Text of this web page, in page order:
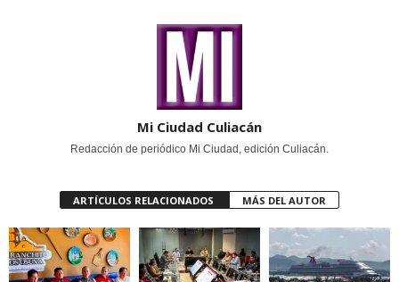
Mi Ciudad Culiacán
Redacción de periódico Mi Ciudad, edición Culiacán.
ARTÍCULOS RELACIONADOS MÁS DEL AUTOR